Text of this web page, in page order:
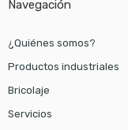
Navegación
¿Quiénes somos?
Productos industriales
Bricolaje
Servicios